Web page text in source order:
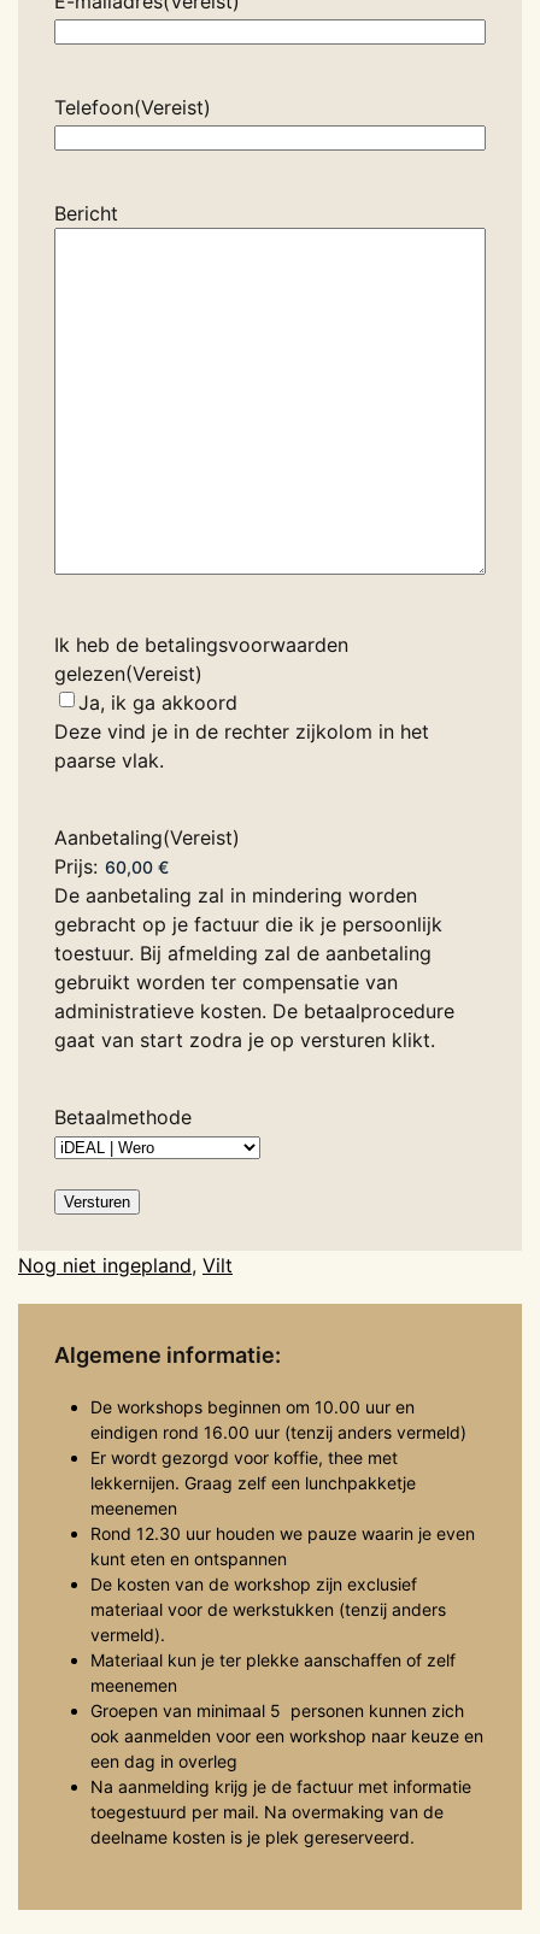
Telefoon(Vereist)
Bericht
Ik heb de betalingsvoorwaarden
gelezen(Vereist)
Ja, ik ga akkoord
Deze vind je in de rechter zijkolom in het
paarse vlak.
Aanbetaling(Vereist)
Prijs:
De aanbetaling zal in mindering worden
gebracht op je factuur die ik je persoonlijk
toestuur. Bij afmelding zal de aanbetaling
gebruikt worden ter compensatie van
administratieve kosten. De betaalprocedure
gaat van start zodra je op versturen klikt.
Betaalmethode
Versturen
Nog niet ingepland, Vilt
Algemene informatie:
De workshops beginnen om 10.00 uur en
eindigen rond 16.00 uur (tenzij anders vermeld)
Er wordt gezorgd voor koffie, thee met
lekkernijen. Graag zelf een lunchpakketje
meenemen
Rond 12.30 uur houden we pauze waarin je even
kunt eten en ontspannen
De kosten van de workshop zijn exclusief
materiaal voor de werkstukken (tenzij anders
vermeld).
Materiaal kun je ter plekke aanschaffen of zelf
meenemen
Groepen van minimaal 5 personen kunnen zich
ook aanmelden voor een workshop naar keuze en
een dag in overleg
Na aanmelding krijg je de factuur met informatie
toegestuurd per mail. Na overmaking van de
deelname kosten is je plek gereserveerd.